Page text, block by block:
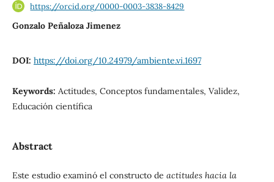
https://orcid.org/0000-0003-3838-8429
Gonzalo Peñaloza Jimenez
DOI: https://doi.org/10.24979/ambiente.vi.1697
Keywords: Actitudes, Conceptos fundamentales, Validez,
Educación científica
Abstract
Este estudio examinó el constructo de actitudes hacia la